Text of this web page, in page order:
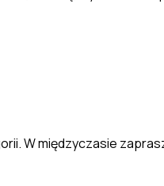
W międzyczasie